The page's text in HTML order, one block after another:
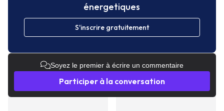
énergetiques
S'inscrire gratuitement
Soyez le premier à écrire un commentaire
Participer à la conversation